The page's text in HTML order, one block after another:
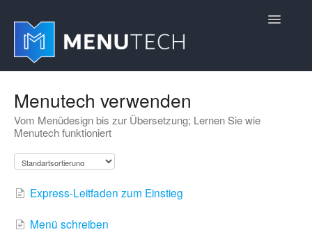
Toggle
Erste Schritte
Einstellungen verwalten
Erweiterte Module hinzufügen
Produktaktualisierungen
Menutech verwenden
Vom Menüdesign bis zur Übersetzung; Lernen Sie wie
Menutech funktioniert
Express-Leitfaden zum Einstieg
Menü schreiben